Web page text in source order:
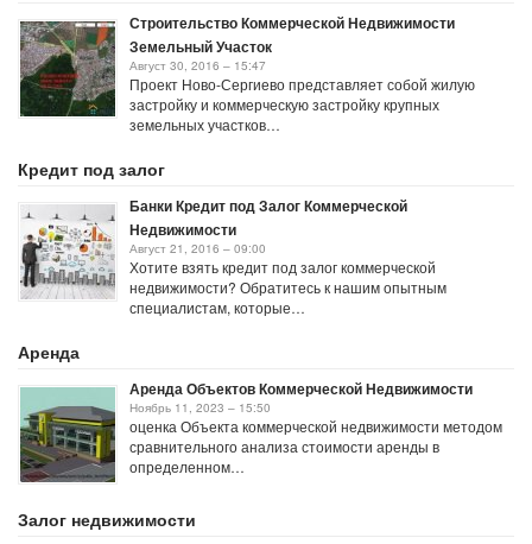
Строительство Коммерческой Недвижимости
Земельный Участок
Август 30, 2016 – 15:47
Проект Ново-Сергиево представляет собой жилую
застройку и коммерческую застройку крупных
земельных участков…
Кредит под залог
Банки Кредит под Залог Коммерческой
Недвижимости
Август 21, 2016 – 09:00
Хотите взять кредит под залог коммерческой
недвижимости? Обратитесь к нашим опытным
специалистам, которые…
Аренда
Аренда Объектов Коммерческой Недвижимости
Ноябрь 11, 2023 – 15:50
оценка Объекта коммерческой недвижимости методом
сравнительного анализа стоимости аренды в
определенном…
Залог недвижимости